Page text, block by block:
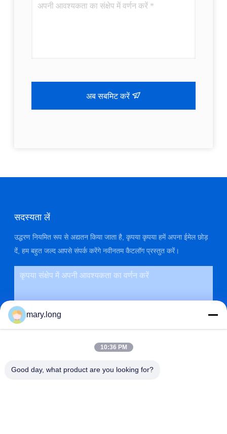
अब सबमिट करें
सदस्यता लें
उद्धरण नियमित रूप से अद्यतन किया जाता है, कृपया कृपया हमें अपना ईमेल छोड़
दें, हम बहुत जल्द आपसे संपर्क करेंगे नवीनतम कैटलॉग प्रस्तुत करें।
प्रस्तुत
mary.long
10:36 PM
Good day, what product are you looking for?